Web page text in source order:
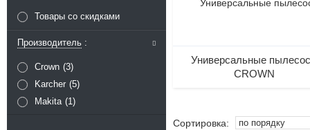
Товары со скидками
Производитель
Crown 3
Karcher 5
Makita
1
Универсальные
CROWN